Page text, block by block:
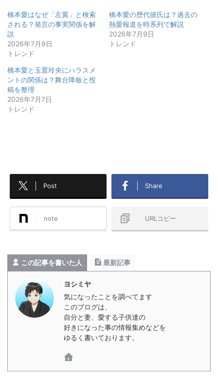
橋本愛はなぜ「左翼」と検索
される？発言の事実関係を解
説
2026年7月9日
トレンド
橋本愛の歴代彼氏は？過去の
熱愛報道を時系列で解説
2026年7月9日
トレンド
橋本愛と玉置玲央にハラスメ
ントの関係は？舞台降板と投
稿を整理
2026年7月7日
トレンド
Post Share
note URLコピー
この記事を書いた人 最新記事
ヨシミヤ
気になったことを調べてます
このブログは、
自分と妻、愛する子供達の
好きになった事の情報集めなどを
ゆるく書いております。